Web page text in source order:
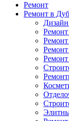
Ремонт
Ремонт в
Ремонт
Ремонт